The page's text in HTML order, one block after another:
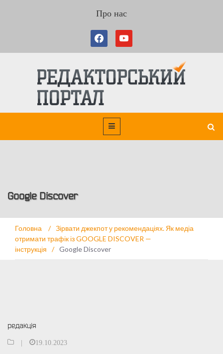
Про нас
Google Discover
Головна / Зірвати джекпот у рекомендаціях. Як медіа
отримати трафік із GOOGLE DISCOVER —
інструкція
/ Google Discover
редакція
19.10.2023